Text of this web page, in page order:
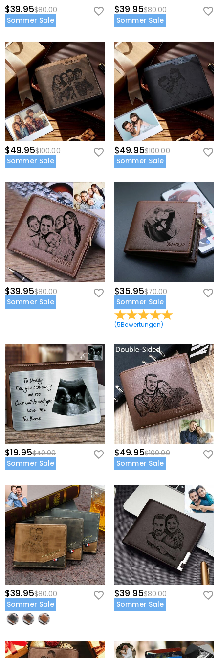
Kaufpreises zurückgeben. Wenn Sie mehr wissen
möchten, sehen Sie sich bitte unser 60-Tage-
Rückgaberecht
$39.95$80.00
Sommer Sale
$39.95$80.00
Sommer Sale
$49.95$100.00
Sommer Sale
$49.95$100.00
Sommer Sale
$39.95$80.00
Sommer Sale
$35.95$70.00
Sommer Sale
(5Bewertungen)
$19.95$40.00
Sommer Sale
$49.95$100.00
Sommer Sale
$39.95$80.00
Sommer Sale
$39.95$80.00
Sommer Sale